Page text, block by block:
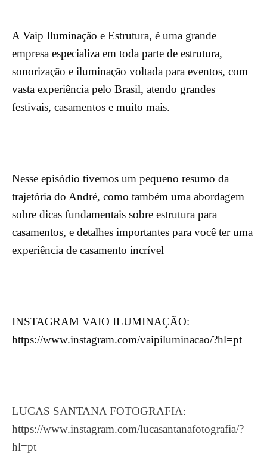
A Vaip Iluminação e Estrutura, é uma grande
empresa especializa em toda parte de estrutura,
sonorização e iluminação voltada para eventos, com
vasta experiência pelo Brasil, atendo grandes
festivais, casamentos e muito mais.
Nesse episódio tivemos um pequeno resumo da
trajetória do André, como também uma abordagem
sobre dicas fundamentais sobre estrutura para
casamentos, e detalhes importantes para você ter uma
experiência de casamento incrível
INSTAGRAM VAIO ILUMINAÇÃO:
https://www.instagram.com/vaipiluminacao/?hl=pt
LUCAS SANTANA FOTOGRAFIA:
https://www.instagram.com/lucasantanafotografia/?
hl=pt